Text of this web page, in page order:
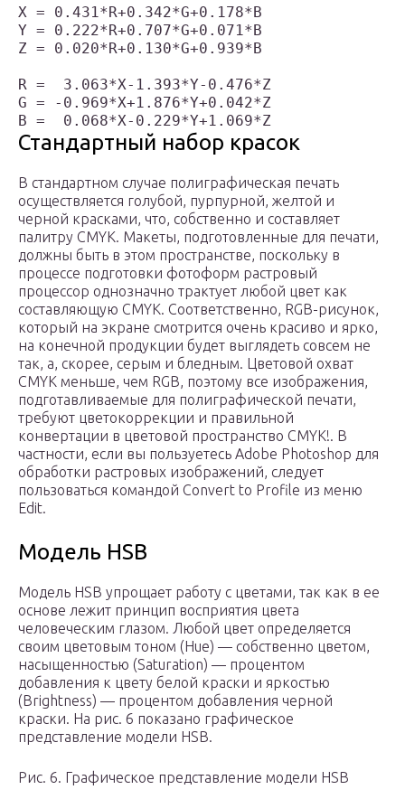
X = 0.431*R+0.342*G+0.178*B
Y = 0.222*R+0.707*G+0.071*B
Z = 0.020*R+0.130*G+0.939*B
R =  3.063*X-1.393*Y-0.476*Z
G = -0.969*X+1.876*Y+0.042*Z
Стандартный набор красок
В стандартном случае полиграфическая печать
осуществляется голубой, пурпурной, желтой и
черной красками, что, собственно и составляет
палитру CMYK. Макеты, подготовленные для печати,
должны быть в этом пространстве, поскольку в
процессе подготовки фотоформ растровый
процессор однозначно трактует любой цвет как
составляющую CMYK. Соответственно, RGB-рисунок,
который на экране смотрится очень красиво и ярко,
на конечной продукции будет выглядеть совсем не
так, а, скорее, серым и бледным. Цветовой охват
CMYK меньше, чем RGB, поэтому все изображения,
подготавливаемые для полиграфической печати,
требуют цветокоррекции и правильной
конвертации в цветовой пространство CMYK!. В
частности, если вы пользуетесь Adobe Photoshop для
обработки растровых изображений, следует
пользоваться командой Convert to Profile из меню
Edit.
Модель HSB
Модель HSB упрощает работу с цветами, так как в ее
основе лежит принцип восприятия цвета
человеческим глазом. Любой цвет определяется
своим цветовым тоном (Hue) — собственно цветом,
насыщенностью (Saturation) — процентом
добавления к цвету белой краски и яркостью
(Brightness) — процентом добавления черной
краски. На рис. 6 показано графическое
представление модели HSB.
Рис. 6. Графическое представление модели HSB